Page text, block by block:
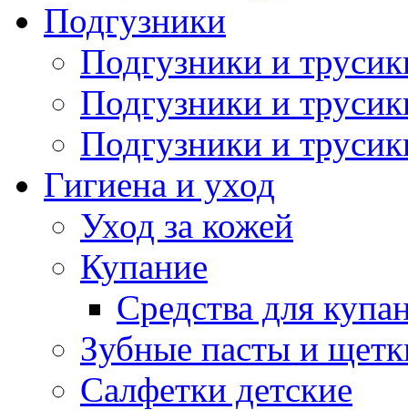
Подгузники
Подгузники и
Подгузники и
Подгузники и
Гигиена и уход
Уход за кожей
Купание
Средства для
Зубные пасты и
Салфетки детские